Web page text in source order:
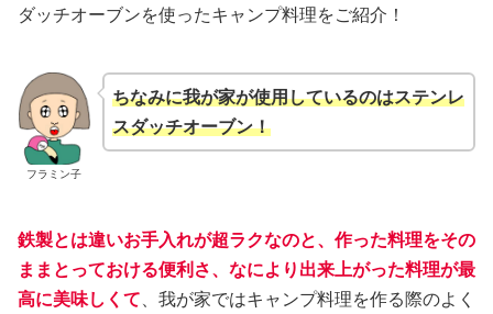
ダッチオーブンを使ったキャンプ料理をご紹介！
フラミン子
ちなみに我が家が使用しているのはステンレ
スダッチオーブン！
鉄製とは違いお手入れが超ラクなのと、作った料理をその
ままとっておける便利さ、なにより出来上がった料理が最
高に美味しくて 、我が家ではキャンプ料理を作る際のよく